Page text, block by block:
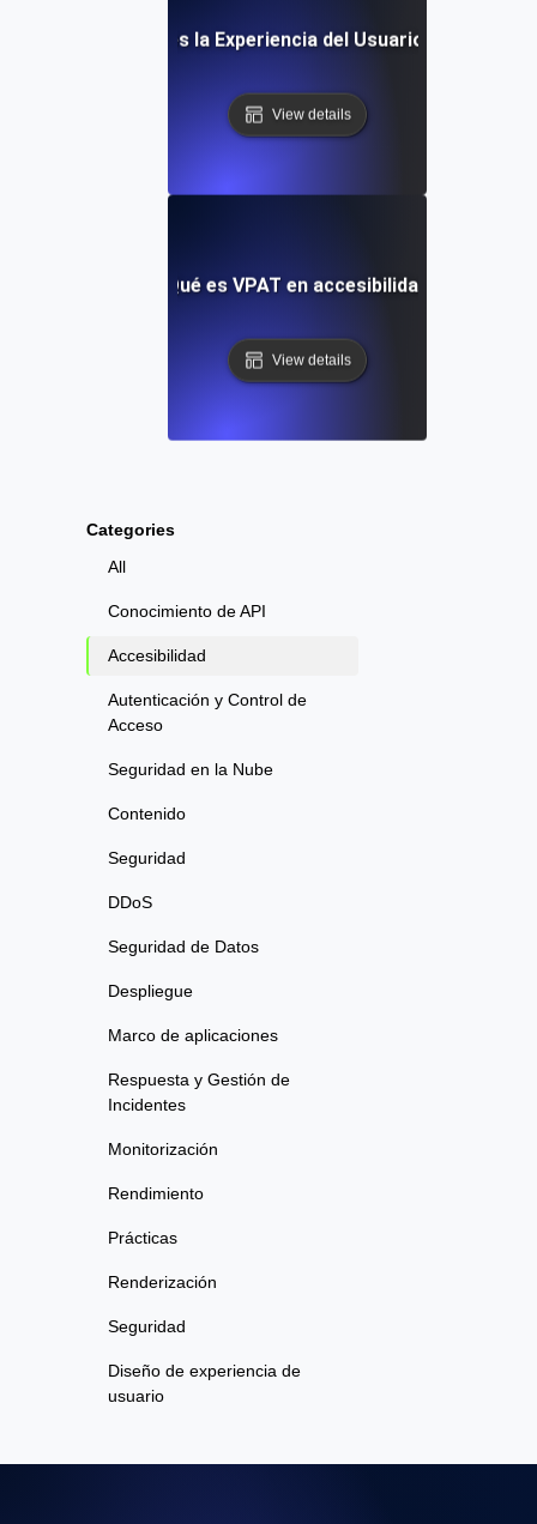
Categories
All
Conocimiento de API
Accesibilidad
Autenticación y Control de
Acceso
Seguridad en la Nube
Contenido
Seguridad
DDoS
Seguridad de Datos
Despliegue
Marco de aplicaciones
Respuesta y Gestión de
Incidentes
Monitorización
Rendimiento
Prácticas
Renderización
Seguridad
Diseño de experiencia de
usuario
¿Qué es la Experiencia del Usuario (UX)?
View details
¿Qué es VPAT en accesibilidad?
View details